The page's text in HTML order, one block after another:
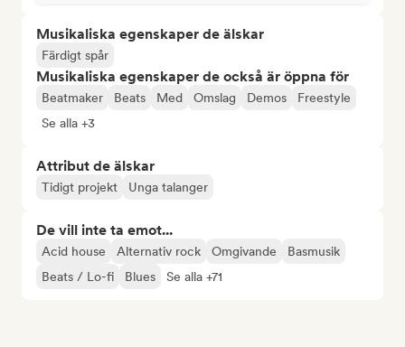
Musikaliska egenskaper de älskar
Färdigt spår
Musikaliska egenskaper de också är öppna för
Beatmaker Beats Med Omslag Demos
Freestyle
Se alla +3
Attribut de älskar
Tidigt projekt Unga talanger
De vill inte ta emot...
Acid house Alternativ rock Omgivande
Basmusik
Beats / Lo-fi
Blues Se alla +71